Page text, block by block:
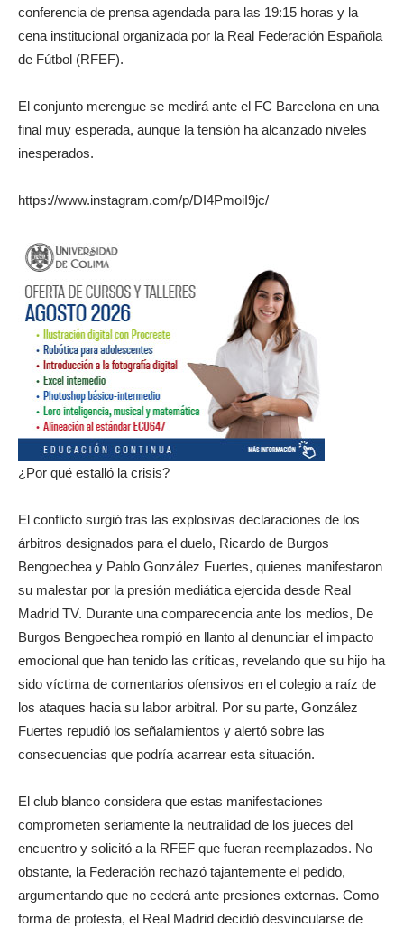
conferencia de prensa agendada para las 19:15 horas y la
cena institucional organizada por la Real Federación Española
de Fútbol (RFEF).
El conjunto merengue se medirá ante el FC Barcelona en una
final muy esperada, aunque la tensión ha alcanzado niveles
inesperados.
https://www.instagram.com/p/DI4PmoiI9jc/
¿Por qué estalló la crisis?
El conflicto surgió tras las explosivas declaraciones de los
árbitros designados para el duelo, Ricardo de Burgos
Bengoechea y Pablo González Fuertes, quienes manifestaron
su malestar por la presión mediática ejercida desde Real
Madrid TV. Durante una comparecencia ante los medios, De
Burgos Bengoechea rompió en llanto al denunciar el impacto
emocional que han tenido las críticas, revelando que su hijo ha
sido víctima de comentarios ofensivos en el colegio a raíz de
los ataques hacia su labor arbitral. Por su parte, González
Fuertes repudió los señalamientos y alertó sobre las
consecuencias que podría acarrear esta situación.
El club blanco considera que estas manifestaciones
comprometen seriamente la neutralidad de los jueces del
encuentro y solicitó a la RFEF que fueran reemplazados. No
obstante, la Federación rechazó tajantemente el pedido,
argumentando que no cederá ante presiones externas. Como
forma de protesta, el Real Madrid decidió desvincularse de